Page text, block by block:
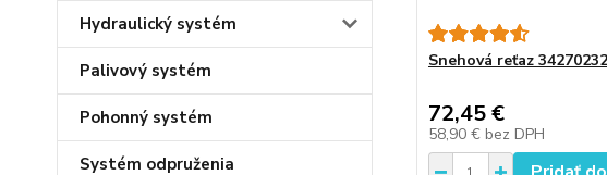
Hydraulický systém
Palivový systém
Pohonný systém
Systém odpruženia
Snehová reťaz
72,45 €
58,90 € bez DPH